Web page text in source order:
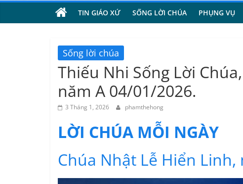
TIN GIÁO XỨ SỐNG LỜI CHÚA PHỤNG VỤ
Sống lời chúa
Thiếu Nhi Sống Lời
năm A 04/01/2026.
3 Tháng 1, 2026 phamthehong
LỜI CHÚA MỖI NGÀY
Chúa Nhật Lễ Hiển Linh,